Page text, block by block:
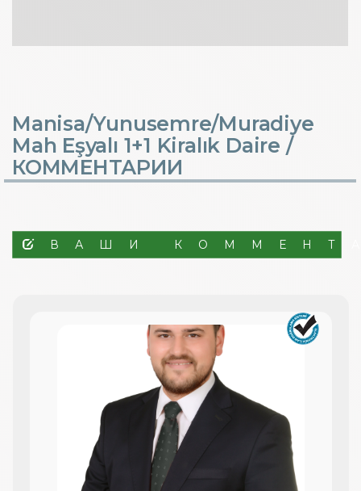
Manisa/Yunusemre/Muradiye
Mah Eşyalı 1+1 Kiralık Daire /
КОММЕНТАРИИ
ВАШИ